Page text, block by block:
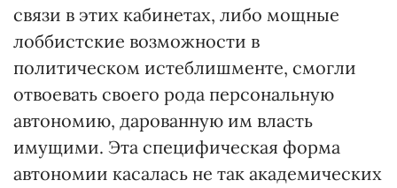
связи в этих кабинетах, либо мощные
лоббистские возможности в
политическом истеблишменте, смогли
отвоевать своего рода персональную
автономию, дарованную им власть
имущими. Эта специфическая форма
автономии касалась не так академических